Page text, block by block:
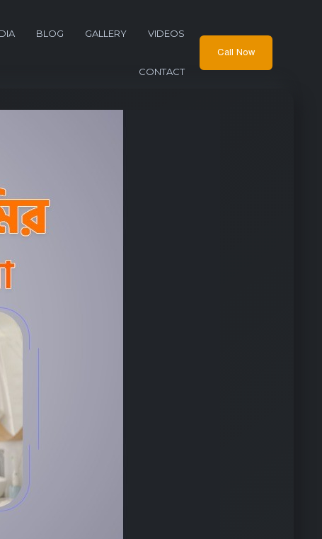
BLOG GALLERY VIDEOS
CONTACT
Call Now